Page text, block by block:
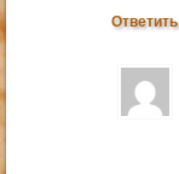
Ответить